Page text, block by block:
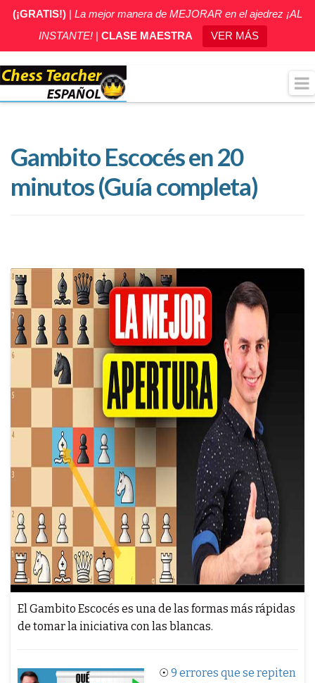
(¡GRATIS!) | La mejor manera de MEJORAR en el ajedrez ¡AL
INSTANTE!| CLASE MAESTRA VER MÁS
Gambito Escocés en 20
minutos (Guía completa)
El Gambito Escocés es una de las formas más rápidas
de tomar la iniciativa con las blancas.
☉ 9 errores que se repiten